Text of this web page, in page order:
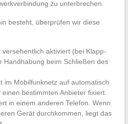
zu unterbrechen.
besteht, überprüfen wir diese
aktiviert (bei Klapp-
Handhabung beim Schließen des
im Mobilfunknetz auf automatisch
bestimmten Anbieter fixiert.
in einem anderen Telefon. Wenn
Gerät durchkommen, liegt das